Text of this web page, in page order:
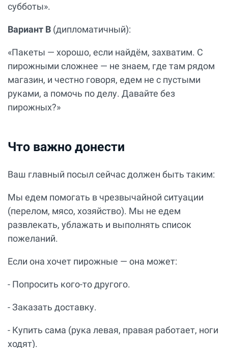
субботы».
Вариант В (дипломатичный):
«Пакеты — хорошо, если найдём, захватим. С
пирожными сложнее — не знаем, где там рядом
магазин, и честно говоря, едем не с пустыми
руками, а помочь по делу. Давайте без
пирожных?»
Что важно донести
Ваш главный посыл сейчас должен быть таким:
Мы едем помогать в чрезвычайной ситуации
(перелом, мясо, хозяйство). Мы не едем
развлекать, ублажать и выполнять список
пожеланий.
Если она хочет пирожные — она может:
- Попросить кого-то другого.
- Заказать доставку.
- Купить сама (рука левая, правая работает, ноги
ходят).